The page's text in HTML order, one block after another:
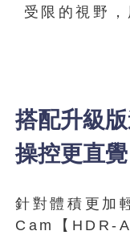
受限的視野
搭配升級
操控更直覺
針對體積更加
Cam【HDR-